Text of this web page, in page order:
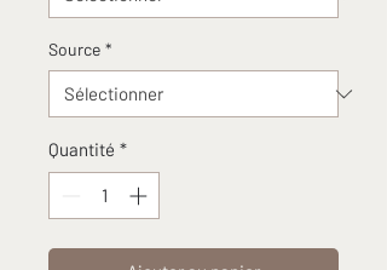
Source *
Quantité *